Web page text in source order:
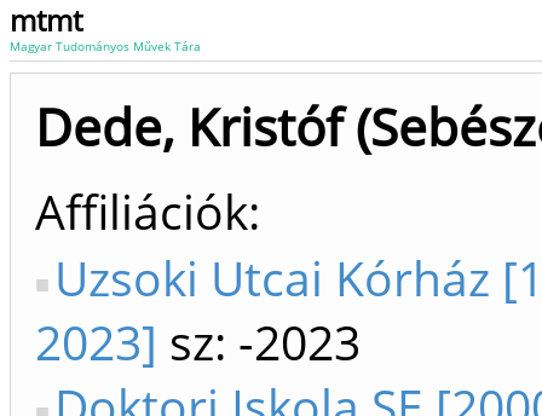
mtmt
Magyar Tudományos Művek Tára
Dede, Kristóf
Affiliációk
Uzsoki Utcai Kórház
2023] sz: -2023